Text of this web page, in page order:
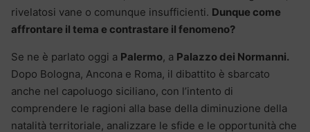
rivelatosi vane o comunque insufficienti. Dunque come
affrontare il tema e contrastare il fenomeno?
Se ne è parlato oggi a Palermo, a Palazzo dei Normanni.
Dopo Bologna, Ancona e Roma, il dibattito è sbarcato
anche nel capoluogo siciliano, con l’intento di
comprendere le ragioni alla base della diminuzione della
natalità territoriale, analizzare le sfide e le opportunità che